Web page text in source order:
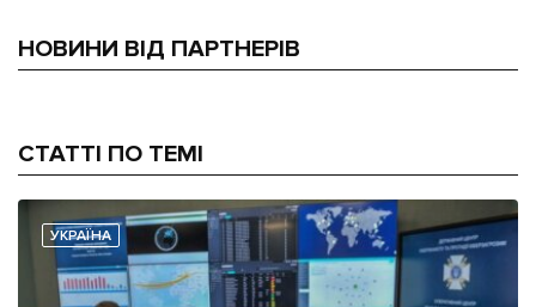
НОВИНИ ВІД ПАРТНЕРІВ
СТАТТІ ПО ТЕМІ
УКРАЇНА